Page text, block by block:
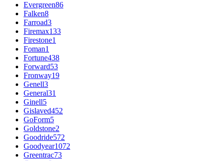
Evergreen86
Falken8
Farroad3
Firemax133
Firestone1
Foman1
Fortune438
Forward53
Fronway19
Genell3
General31
Ginell5
Gislaved452
GoForm5
Goldstone2
Goodride572
Goodyear1072
Greentrac73